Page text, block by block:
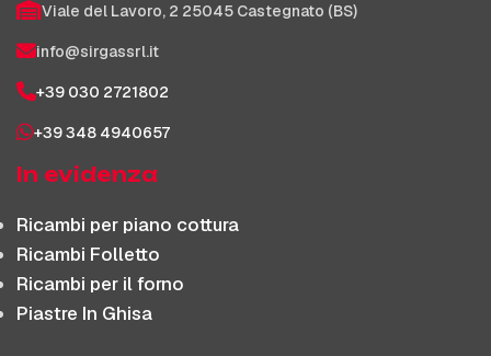
Viale del Lavoro, 2 25045 Castegnato (BS)
info@sirgassrl.it
+39 030 2721802
+39 348 4940657
In evidenza
Ricambi per piano cottura
Ricambi Folletto
Ricambi per il forno
Piastre In Ghisa